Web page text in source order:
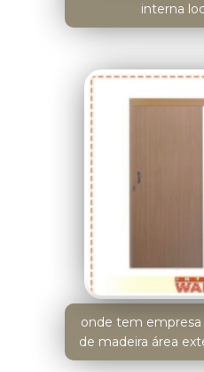
interna
onde tem
de madeira área